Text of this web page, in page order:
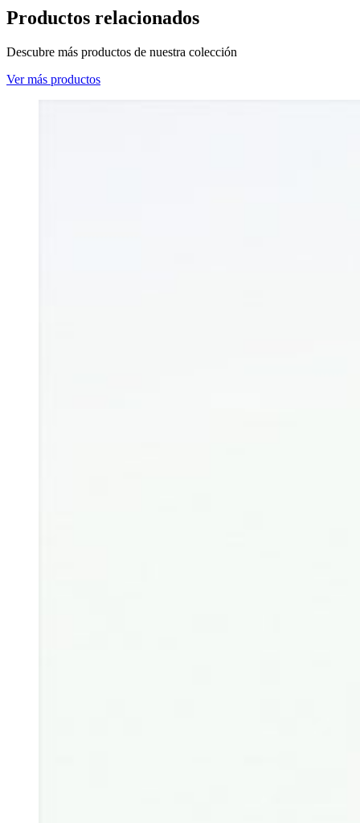
Productos relacionados
Descubre más productos de nuestra colección
Ver más productos